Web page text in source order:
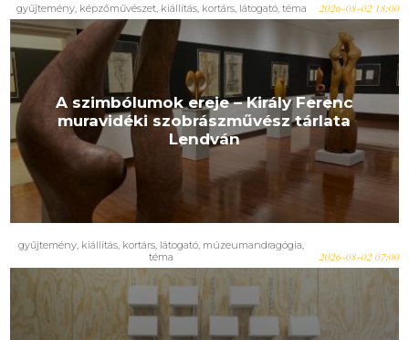
gyűjtemény, képzőművészet, kiállítás, kortárs, látogató, téma 2026-08-02 18:00
A szimbólumok ereje – Király Ferenc
muravidéki szobrászművész tárlata
Lendván
gyűjtemény kiállítás kortárs látogató múzeumandragógia
téma
2026-08-02 07:00